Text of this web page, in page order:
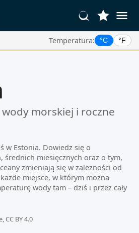
Temperatura: °C °F
morskiej i roczne
w Estonia. Dowiedz się o
średnich miesięcznych oraz o tym,
zmieniają się w zależności od
miejsce, w którym można
wody tam – dziś i przez cały
CC BY 4.0